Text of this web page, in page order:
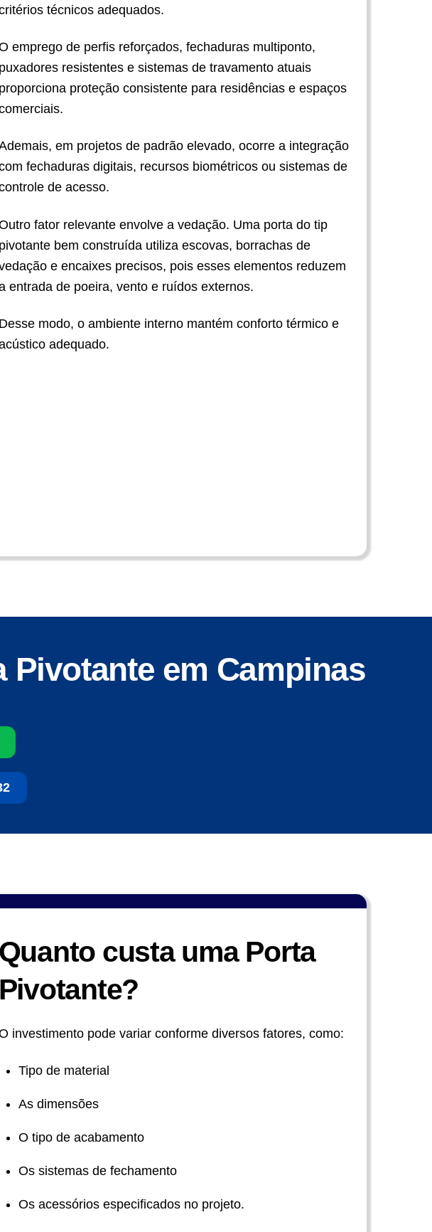
técnicos adequados.
emprego de perfis reforçados, fechaduras multiponto,
puxadores resistentes e sistemas de travamento atuais
proporciona proteção consistente para residências e espaços
em projetos de padrão elevado, ocorre a integração
fechaduras digitais, recursos biométricos ou sistemas de
de acesso.
fator relevante envolve a vedação. Uma porta do tip
pivotante bem construída utiliza escovas, borrachas de
e encaixes precisos, pois esses elementos reduzem
entrada de poeira, vento e ruídos externos.
Desse modo, o ambiente interno mantém conforto térmico e
adequado.
em Campinas
Quanto custa uma Porta
Pivotante?
investimento pode variar conforme diversos fatores, como:
Tipo de material
As dimensões
O tipo de acabamento
Os sistemas de fechamento
Os acessórios especificados no projeto.